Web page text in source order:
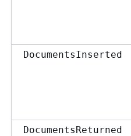
DocumentsInserted
DocumentsReturned